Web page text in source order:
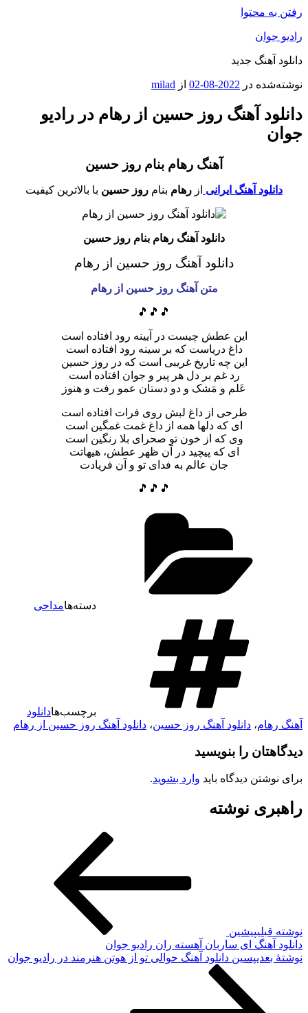
رفتن به محتوا
رادیو جوان
دانلود آهنگ جدید
نوشته‌شده در 2022-08-02 از milad
دانلود آهنگ روز حسین از رهام در رادیو
جوان
آهنگ رهام بنام روز حسین
دانلود آهنگ ایرانی از رهام بنام روز حسین با بالاترین کیفیت
دانلود آهنگ رهام بنام روز حسین
دانلود آهنگ روز حسین از رهام
متن آهنگ روز حسین از رهام
🎵🎵🎵
این عطش چیست در آیینه رود افتاده است
داغ دریاست که بر سینه رود افتاده است
این چه تاریخ غریبی است که در روز حسین
رد غم بر دل هر پیر و جوان افتاده است
عَلم و مَشک و دو دستان عمو رفت و هنوز
طرحی از داغ لبش روی فرات افتاده است
ای که دلها همه از داغ غمت غمگین است
وی که از خون تو صحرای بلا رنگین است
ای که پیچید در آن ظهر عطش، هیهاتت
جان عالم به فدای تو و آن فریادت
🎵🎵🎵
دسته‌هامداحی
برچسب‌هادانلود
آهنگ رهام، دانلود آهنگ روز حسین، دانلود آهنگ روز حسین از رهام
دیدگاهتان را بنویسید
برای نوشتن دیدگاه باید وارد بشوید.
راهبری نوشته
نوشته قبلیپیشین
دانلود آهنگ ای ساربان آهسته ران رادیو جوان
نوشته‌ٔ بعدیپسین دانلود آهنگ حوالی تو از هوتن هنرمند در رادیو جوان